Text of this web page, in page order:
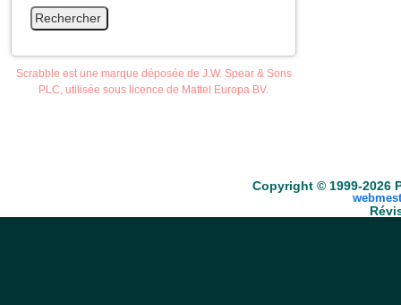
Scrabble est une marque déposée de J.W. Spear & Sons
PLC, utilisée sous licence de Mattel Europa BV.
Copyright © 1999-2026